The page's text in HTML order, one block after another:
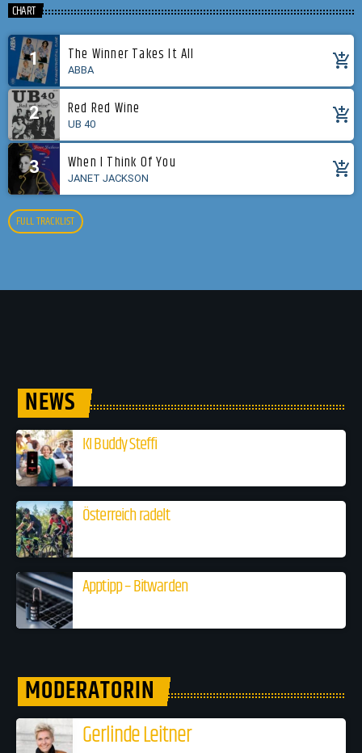
CHART
1 The Winner Takes It All
ABBA add_shopping_cart
2 Red Red Wine
UB 40 add_shopping_cart
3 When I Think Of You
JANET JACKSON add_shopping_cart
FULL TRACKLIST
NEWS
KI Buddy Steffi
Österreich radelt
Apptipp – Bitwarden
MODERATORIN
Gerlinde Leitner